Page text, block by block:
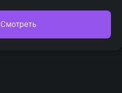
Смотреть